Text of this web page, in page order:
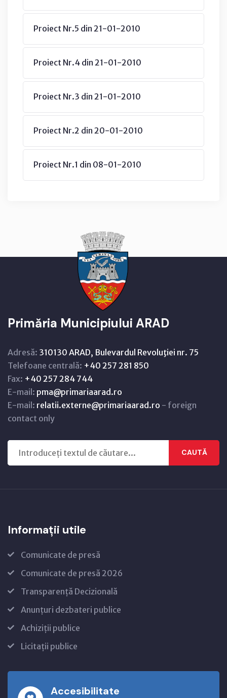
Proiect Nr.5 din 21-01-2010
Proiect Nr.4 din 21-01-2010
Proiect Nr.3 din 21-01-2010
Proiect Nr.2 din 20-01-2010
Proiect Nr.1 din 08-01-2010
Primăria Municipiului ARAD
Adresă: 310130 ARAD, Bulevardul Revoluţiei nr. 75
Telefoane centrală: +40 257 281 850
Fax: +40 257 284 744
E-mail: pma@primariaarad.ro
E-mail: relatii.externe@primariaarad.ro - foreign
contact only
CAUTĂ
Informații utile
Comunicate de presă
Comunicate de presă 2026
Transparență Decizională
Anunțuri dezbateri publice
Achiziții publice
Licitații publice
Accesibilitate